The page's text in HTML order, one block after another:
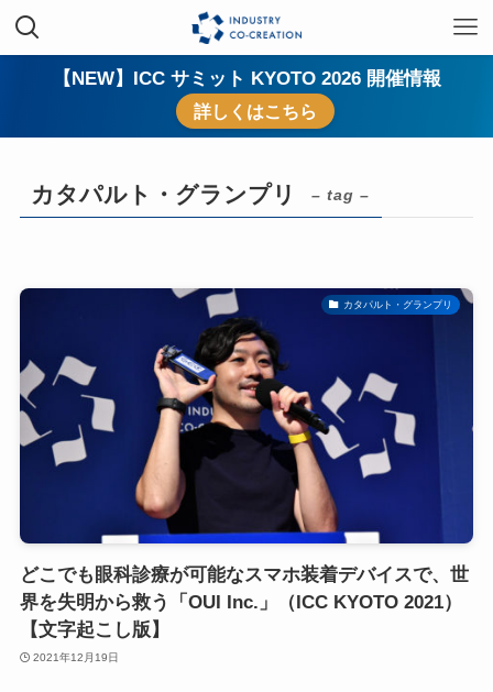
【NEW】ICC サミット KYOTO 2026 開催情報
詳しくはこちら
カタパルト・グランプリ – tag –
カタパルト・グランプリ
どこでも眼科診療が可能なスマホ装着デバイスで、世
界を失明から救う「OUI Inc.」（ICC KYOTO 2021）
【文字起こし版】
2021年12月19日